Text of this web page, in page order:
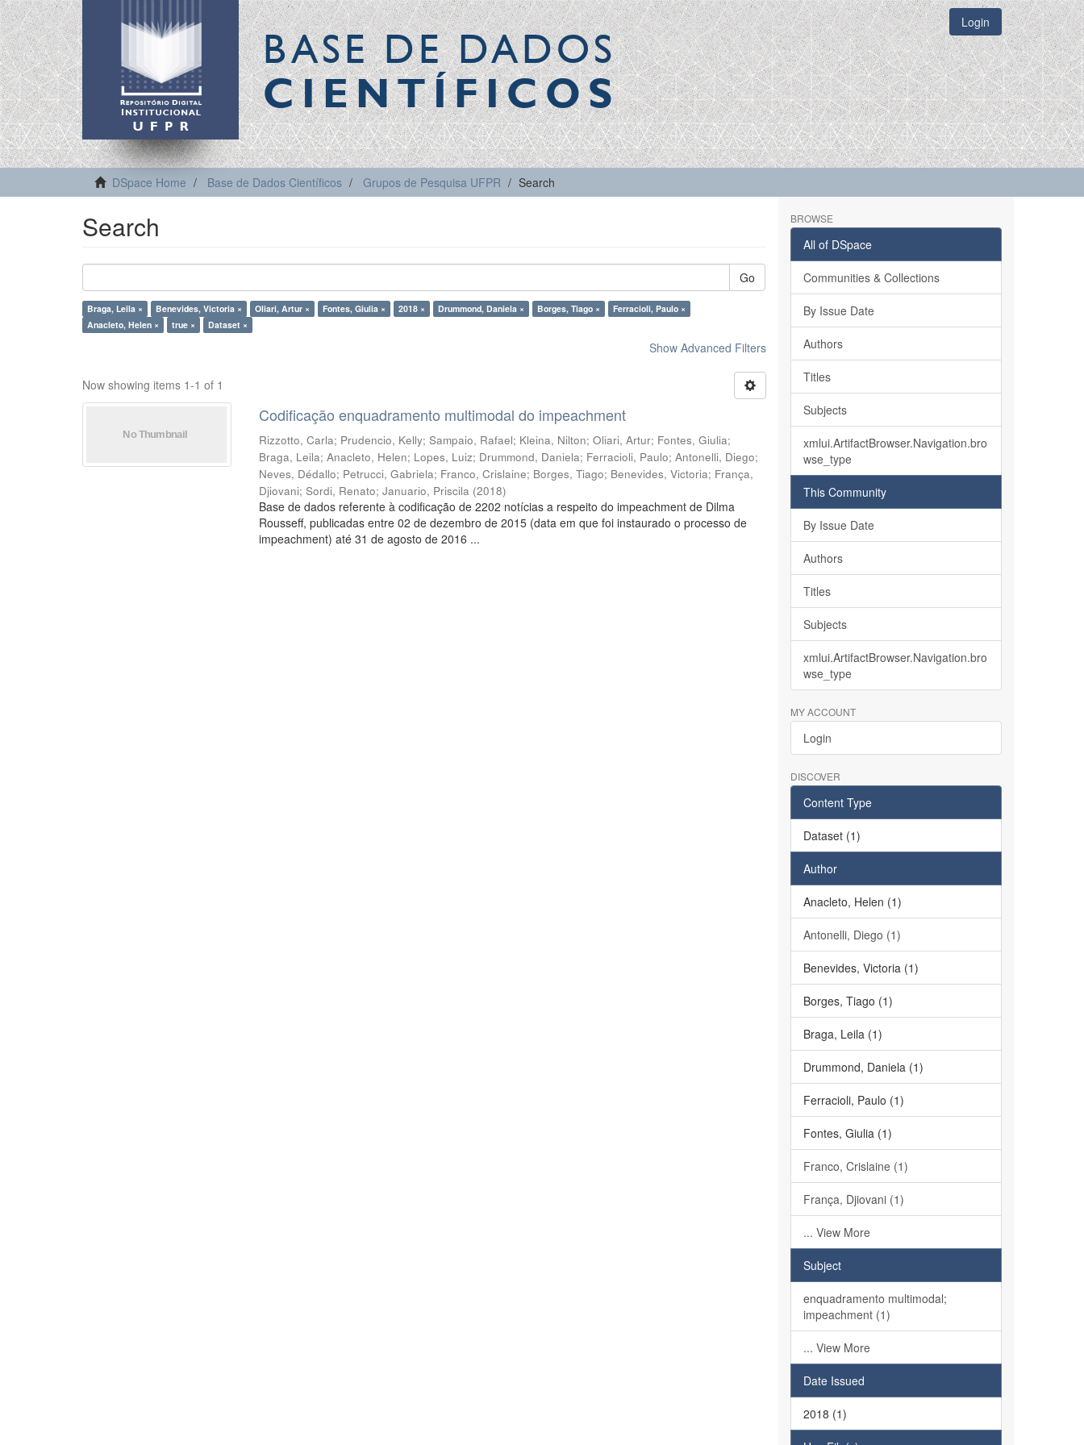
BASE DE DADOS
CIENTÍFICOS
Login
DSpace Home Base de Dados Científicos Grupos de Pesquisa UFPR Search
Search
Go
Braga, Leila × Benevides, Victoria × Oliari, Artur × Fontes, Giulia × 2018 × Drummond, Daniela × Borges, Tiago ×
Ferracioli, Paulo ×
Anacleto, Helen ×
true × Dataset ×
Show Advanced Filters
Now showing items 1-1 of 1
Codificação enquadramento multimodal do impeachment
Rizzotto, Carla; Prudencio, Kelly;Sampaio, Rafael; Kleina, Nilton;Oliari, Artur; Fontes, Giulia;
Braga, Leila;Anacleto, Helen; Lopes, Luiz; Drummond, Daniela; Ferracioli, Paulo;Antonelli, Diego;
Neves, Dédallo; Petrucci, Gabriela; Franco, Crislaine; Borges, Tiago; Benevides, Victoria; França,
Djiovani;Sordi, Renato;Januario, Priscila (2018)
Base de dados referente à codificação de 2202 notícias a respeito do impeachment de Dilma
Rousseff, publicadas entre 02 de dezembro de 2015 (data em que foi instaurado o processo de
impeachment) até 31 de agosto de 2016 ...
BROWSE
All of DSpace
Communities & Collections
By Issue Date
Authors
Titles
Subjects
xmlui.ArtifactBrowser.Navigation.bro
wse_type
This Community
By Issue Date
Authors
Titles
Subjects
xmlui.ArtifactBrowser.Navigation.bro
wse_type
MY ACCOUNT
Login
DISCOVER
Content Type
Dataset (1)
Author
Anacleto, Helen (1)
Antonelli, Diego (1)
Benevides, Victoria (1)
Borges, Tiago (1)
Braga, Leila (1)
Drummond, Daniela (1)
Ferracioli, Paulo (1)
Fontes, Giulia (1)
Franco, Crislaine (1)
França, Djiovani (1)
... View More
Subject
enquadramento multimodal;
impeachment (1)
... View More
Date Issued
2018 (1)